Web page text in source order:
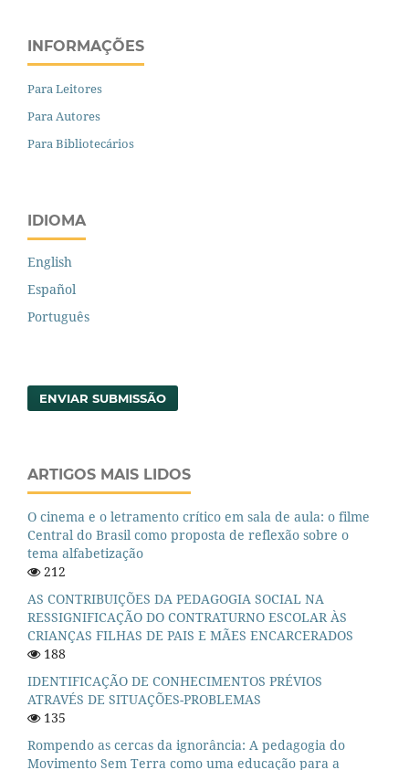
INFORMAÇÕES
Para Leitores
Para Autores
Para Bibliotecários
IDIOMA
English
Español
Português
ENVIAR SUBMISSÃO
ARTIGOS MAIS LIDOS
O cinema e o letramento crítico em sala de aula: o filme
Central do Brasil como proposta de reflexão sobre o
tema alfabetização
212
AS CONTRIBUIÇÕES DA PEDAGOGIA SOCIAL NA
RESSIGNIFICAÇÃO DO CONTRATURNO ESCOLAR ÀS
CRIANÇAS FILHAS DE PAIS E MÃES ENCARCERADOS
188
IDENTIFICAÇÃO DE CONHECIMENTOS PRÉVIOS
ATRAVÉS DE SITUAÇÕES-PROBLEMAS
135
Rompendo as cercas da ignorância: A pedagogia do
Movimento Sem Terra como uma educação para a